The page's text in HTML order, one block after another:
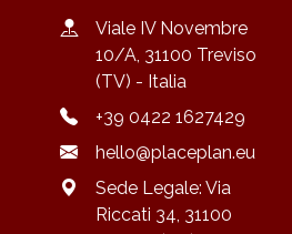
Viale IV Novembre
10/A, 31100 Treviso
(TV) - Italia
+39 0422 1627429
hello@placeplan.eu
Sede Legale: Via
Riccati 34, 31100